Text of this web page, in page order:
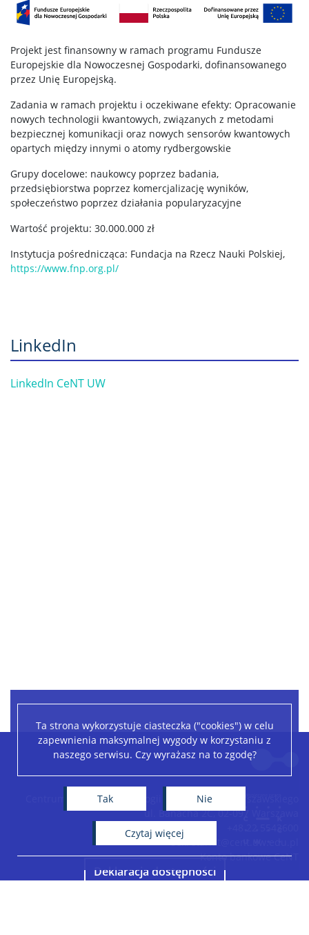
Ta strona wykorzystuje ciasteczka ("cookies") w celu
zapewnienia maksymalnej wygody w korzystaniu z
naszego serwisu. Czy wyrażasz na to zgodę?
Tak Nie
czytaj więcej
Projekt jest finansowny w ramach programu Fundusze
Europejskie dla Nowoczesnej Gospodarki, dofinansowanego
przez Unię Europejską.
Zadania w ramach projektu i oczekiwane efekty: Opracowanie
nowych technologii kwantowych, związanych z metodami
bezpiecznej komunikacji oraz nowych sensorów kwantowych
opartych między innymi o atomy rydbergowskie
Grupy docelowe: naukowcy poprzez badania,
przedsiębiorstwa poprzez komercjalizację wyników,
społeczeństwo poprzez działania popularyzacyjne
Wartość projektu: 30.000.000 zł
Instytucja pośrednicząca: Fundacja na Rzecz Nauki Polskiej,
https://www.fnp.org.pl/
LinkedIn
LinkedIn CeNT UW
Leaflet|©OpenStreetMapcontributors
Centrum Nowych Technologii Uniwersytetu Warszawskiego
ul. Banacha 2C, 02-097 Warszawa
sekretariat@cent.uw.edu.pl
Konto bankowe CeNT
Deklaracja dostępności